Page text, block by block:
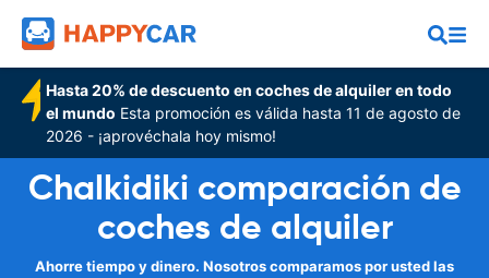
Hasta 20% de descuento en coches de alquiler en todo
el mundo Esta promoción es válida hasta 11 de agosto de
2026 - ¡aprovéchala hoy mismo!
Chalkidiki comparación de
coches de alquiler
Ahorre tiempo y dinero. Nosotros comparamos por usted las